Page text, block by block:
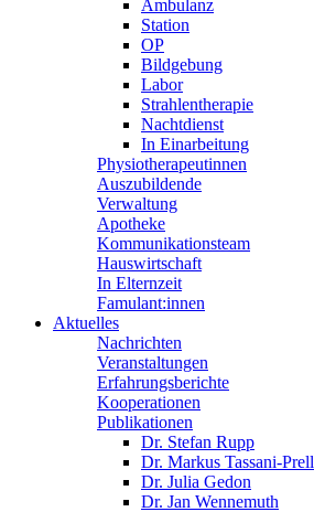
Ambulanz
Station
OP
Bildgebung
Labor
Strahlentherapie
Nachtdienst
In Einarbeitung
Physiotherapeutinnen
Auszubildende
Verwaltung
Apotheke
Kommunikationsteam
Hauswirtschaft
In Elternzeit
Famulant:innen
Aktuelles
Nachrichten
Veranstaltungen
Erfahrungsberichte
Kooperationen
Publikationen
Dr. Stefan Rupp
Dr. Markus Tassani-Prell
Dr. Julia Gedon
Dr. Jan Wennemuth